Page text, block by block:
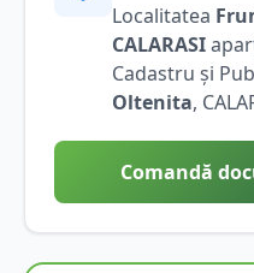
Localitatea
CALARASI
Cadastru și
Oltenita,
Comandă